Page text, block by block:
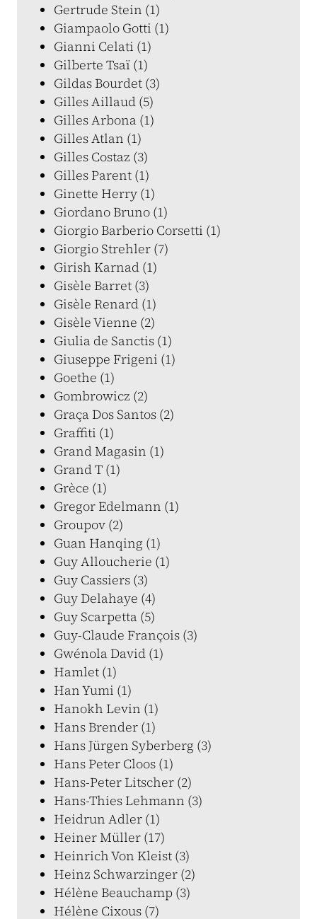
Gertrude Stein (1)
Giampaolo Gotti (1)
Gianni Celati (1)
Gilberte Tsaï (1)
Gildas Bourdet (3)
Gilles Aillaud (5)
Gilles Arbona (1)
Gilles Atlan (1)
Gilles Costaz (3)
Gilles Parent (1)
Ginette Herry (1)
Giordano Bruno (1)
Giorgio Barberio Corsetti (1)
Giorgio Strehler (7)
Girish Karnad (1)
Gisèle Barret (3)
Gisèle Renard (1)
Gisèle Vienne (2)
Giulia de Sanctis (1)
Giuseppe Frigeni (1)
Goethe (1)
Gombrowicz (2)
Graça Dos Santos (2)
Graffiti (1)
Grand Magasin (1)
Grand T (1)
Grèce (1)
Gregor Edelmann (1)
Groupov (2)
Guan Hanqing (1)
Guy Alloucherie (1)
Guy Cassiers (3)
Guy Delahaye (4)
Guy Scarpetta (5)
Guy-Claude François (3)
Gwénola David (1)
Hamlet (1)
Han Yumi (1)
Hanokh Levin (1)
Hans Brender (1)
Hans Jürgen Syberberg (3)
Hans Peter Cloos (1)
Hans-Peter Litscher (2)
Hans-Thies Lehmann (3)
Heidrun Adler (1)
Heiner Müller (17)
Heinrich Von Kleist (3)
Heinz Schwarzinger (2)
Hélène Beauchamp (3)
Hélène Cixous (7)